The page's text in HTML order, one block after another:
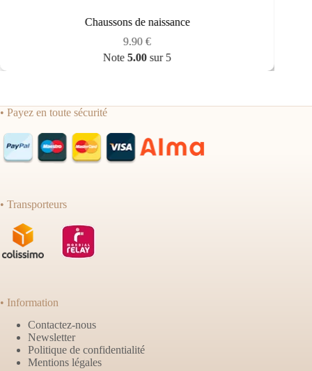
Chaussons de naissance
9.90€
Note5.00 sur 5
• Payez en toute sécurité
• Transporteurs
• Information
Contactez-nous
Newsletter
Politique de confidentialité
Mentions légales